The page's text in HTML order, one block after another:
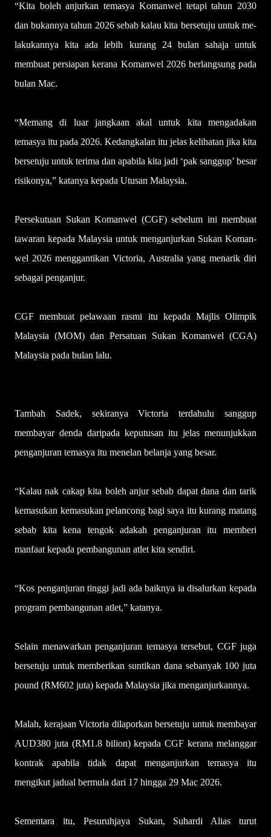
“Kita boleh anjurkan temasya Komanwel tetapi tahun 2030
dan bukannya tahun 2026 sebab kalau kita bersetuju untuk me­
lakukannya kita ada lebih kurang 24 bulan sahaja untuk
membuat persiapan kerana Komanwel 2026 berlangsung pada
bulan Mac.
“Memang di luar jangkaan akal untuk kita mengadakan
temasya itu pada 2026. Kedangkalan itu jelas kelihatan jika kita
bersetuju untuk terima dan apabila kita jadi ‘pak sanggup’ besar
risikonya,” katanya kepada Utusan Malaysia.
Persekutuan Sukan Komanwel (CGF) sebelum ini membuat
tawaran kepada Malaysia untuk menganjurkan Sukan Koman­
wel 2026 menggantikan Victoria, Australia yang menarik diri
sebagai penganjur.
CGF membuat pelawaan rasmi itu kepada Majlis Olimpik
Malaysia (MOM) dan Persatuan Sukan Komanwel (CGA)
Malaysia pada bulan lalu.
Tambah Sadek, sekiranya Victoria terdahulu sanggup
membayar denda daripada ke­putusan itu jelas menunjukkan
penganjuran temasya itu menelan belanja yang besar.
“Kalau nak cakap kita boleh anjur sebab dapat dana dan tarik
kemasukan kemasukan pelancong bagi saya itu kurang matang
sebab kita kena tengok adakah penganjuran itu memberi
manfaat kepada pemba­ngunan atlet kita sendiri.
“Kos penganjuran tinggi jadi ada baiknya ia disalurkan kepada
program pembangunan atlet,” katanya.
Selain menawarkan penganjuran temasya tersebut, CGF juga
bersetuju untuk memberikan suntikan dana sebanyak 100 juta
pound (RM602 juta) kepada Malaysia jika menganjurkannya.
Malah, kerajaan Victoria dilaporkan bersetuju untuk membayar
AUD380 juta (RM1.8 bilion) kepada CGF kerana me­langgar
kontrak apabila tidak dapat menganjurkan temasya itu
mengikut jadual bermula dari 17 hingga 29 Mac 2026.
Sementara itu, Pesuruhjaya Sukan, Suhardi Alias turut